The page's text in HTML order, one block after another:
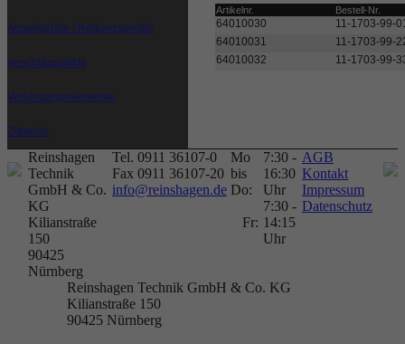
Abseilgeräte / Rettungsgeräte
Anschlagpunkte
Verbindungselemente
Zubehör
Artikelnr. Bestell-Nr.
64010030
11-1703-99-
64010031
11-1703-99-
64010032
11-1703-99-
Reinshagen
Technik
GmbH & Co.
KG
Kilianstraße
150
90425
Nürnberg
Tel. 0911 36107-0
Fax 0911 36107-20
info@reinshagen.de
Mo
bis
Do:
7:30 -
16:30
Uhr
Fr:
7:30 -
14:15
Uhr
AGB
Kontakt
Impressum
Datenschutz
Reinshagen Technik GmbH & Co. KG
Kilianstraße 150
90425 Nürnberg